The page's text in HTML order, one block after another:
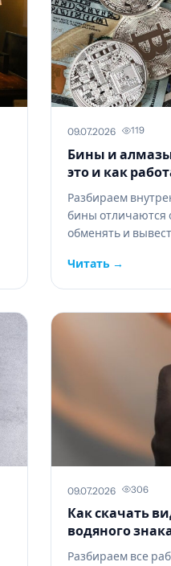
09.07.2026 119
Бины и алмазы
это и как
Разбираем
бины отличаются
обменять и
Читать →
09.07.2026 306
Как скачать
водяного
Разбираем все